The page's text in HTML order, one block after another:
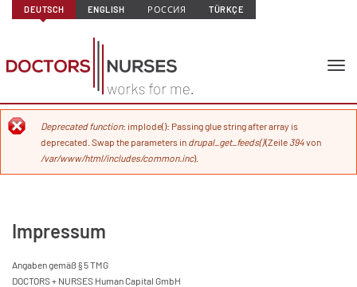
Direkt zum Inhalt
DEUTSCH ENGLISH РОССИЯ TÜRKÇE
Fehlermeldung
Deprecated function: implode(): Passing glue string after array is
deprecated. Swap the parameters in drupal_get_feeds()(Zeile 394von
/var/www/html/includes/common.inc).
Impressum
Angaben gemäß § 5 TMG
DOCTORS + NURSES Human Capital GmbH